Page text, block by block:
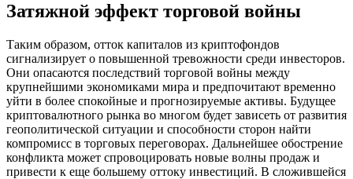
Затяжной эффект торговой войны
Таким образом, отток капиталов из криптофондов
сигнализирует о повышенной тревожности среди инвесторов.
Они опасаются последствий торговой войны между
крупнейшими экономиками мира и предпочитают временно
уйти в более спокойные и прогнозируемые активы. Будущее
криптовалютного рынка во многом будет зависеть от развития
геополитической ситуации и способности сторон найти
компромисс в торговых переговорах. Дальнейшее обострение
конфликта может спровоцировать новые волны продаж и
привести к еще большему оттоку инвестиций. В сложившейся